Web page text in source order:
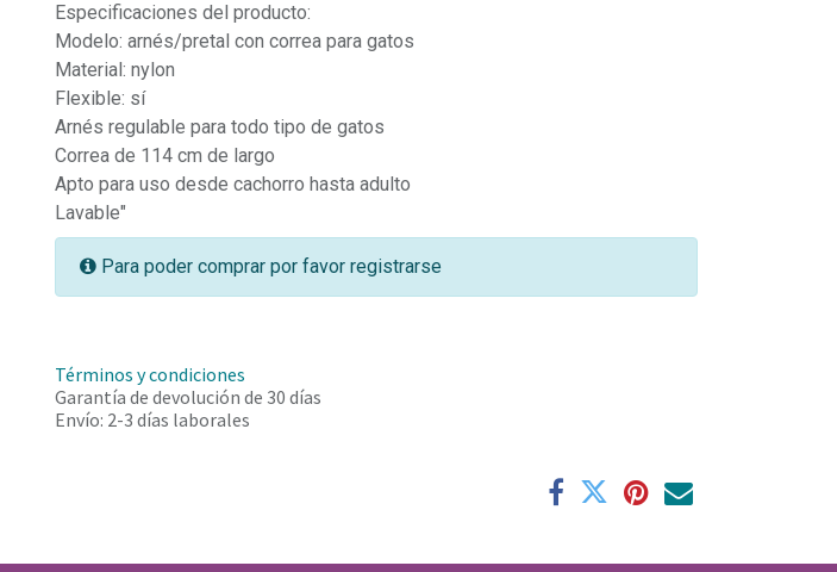
Especificaciones del producto:
Modelo: arnés/pretal con correa para gatos
Material: nylon
Flexible: sí
Arnés regulable para todo tipo de gatos
Correa de 114 cm de largo
Apto para uso desde cachorro hasta adulto
Lavable"
Para poder comprar por favor registrarse
Términos y condiciones
Garantía de devolución de 30 días
Envío: 2-3 días laborales